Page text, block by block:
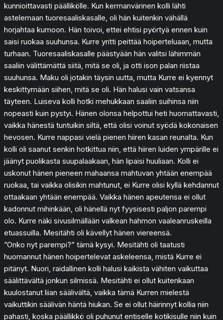
kunnioittavasti päällikölle. Kun kermanvärinen kolli lähti
astelemaan tuoresaaliskasalle, oli hän kuitenkin vähällä
horjahtaa kumoon. Hän toivoi, ettei ehtisi pyörtyä ennen kuin
saisi ruokaa suuhunsa. Kurre yritti peittää hoiperteluaan, mutta
turhaan. Tuoresaaliskasalle päästyään hän valitsi lähimmän
saaliin välittämättä siitä, mitä se oli, ja otti ison palan riistaa
suuhunsa. Maku oli jotakin täysin uutta, mutta Kurre ei kyennyt
keskittymään siihen, mitä se oli. Hän halusi vain vatsansa
täyteen. Luiseva kolli hotki mehukkaan saaliin suihinsa niin
nopeasti kuin pystyi. Hänen olonsa helpottui heti huomattavasti,
vaikka hänestä tuntuikin siltä, että olisi voinut syödä kokonaisen
hevosen. Kurre nappasi vielä pienen hiiren kasan reunalta. Kun
kolli oli saanut senkin hotkittua niin, että hiiren luiden ympärille ei
jäänyt puolikasta suupalaakaan, hän lipaisi huuliaan. Kolli ei
uskonut hänen pieneen mahaansa mahtuvan yhtään enempää
ruokaa, tai vaikka olisikin mahtunut, ei Kurre olisi kyllä kehdannut
ottaakaan yhtään enempää. Vaikka hänen apeutensa ei ollut
kadonnut mihinkään, oli hänellä nyt fyysisesti paljon parempi
olo. Kurre näki sivusilmällään valkean hahmon vaaleanruskeilla
etuassuilla. Mesitähti oli kävellyt hänen viereensä.
”Onko nyt parempi?” tämä kysyi. Mesitähti oli taatusti
huomannut hänen hoipertelevat askeleensa, mistä Kurre ei
pitänyt. Nuori, raidallinen kolli halusi kaikista vähiten vaikuttaa
säälittävältä jonkun silmissä. Mesitähti ei ollut kuitenkaan
kuulostanut liian säälivältä, vaikka tämä Kurren mielestä
vaikuttikin säälivän häntä hiukan. Se ei ollut häirinnyt kollia niin
pahasti, koska päällikkö oli puhunut entiselle kotikisulle niin kuin